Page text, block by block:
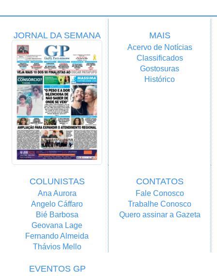
JORNAL DA SEMANA MAIS
Acervo de Notícias
Classificados
Gostosuras
Histórico
COLUNISTAS
Ana Aurora
Angelo Cáffaro
Bié Barbosa
Geovana Lage
Fernando Almeida
Thávios Mello
CONTATOS
Fale Conosco
Trabalhe Conosco
Quero assinar a Gazeta
EVENTOS GP